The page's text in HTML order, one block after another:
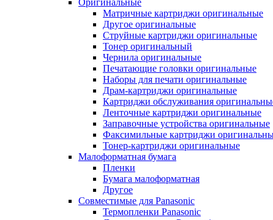
Оригинальные
Матричные картриджи оригинальные
Другое оригинальные
Струйные картриджи оригинальные
Тонер оригинальный
Чернила оригинальные
Печатающие головки оригинальные
Наборы для печати оригинальные
Драм-картриджи оригинальные
Картриджи обслуживания
Ленточные картриджи оригинальные
Заправочные устройства оригинальные
Факсимильные картриджи
Тонер-картриджи оригинальные
Малоформатная бумага
Пленки
Бумага малоформатная
Другое
Совместимые для Panasonic
Термопленки Panasonic